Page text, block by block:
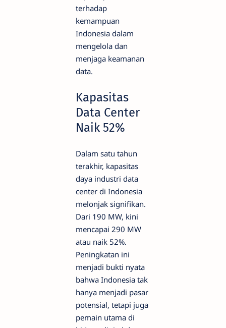
terhadap
kemampuan
Indonesia dalam
mengelola dan
menjaga keamanan
data.
Kapasitas
Data Center
Naik 52%
Dalam satu tahun
terakhir, kapasitas
daya industri data
center di Indonesia
melonjak signifikan.
Dari 190 MW, kini
mencapai 290 MW
atau naik 52%.
Peningkatan ini
menjadi bukti nyata
bahwa Indonesia tak
hanya menjadi pasar
potensial, tetapi juga
pemain utama di